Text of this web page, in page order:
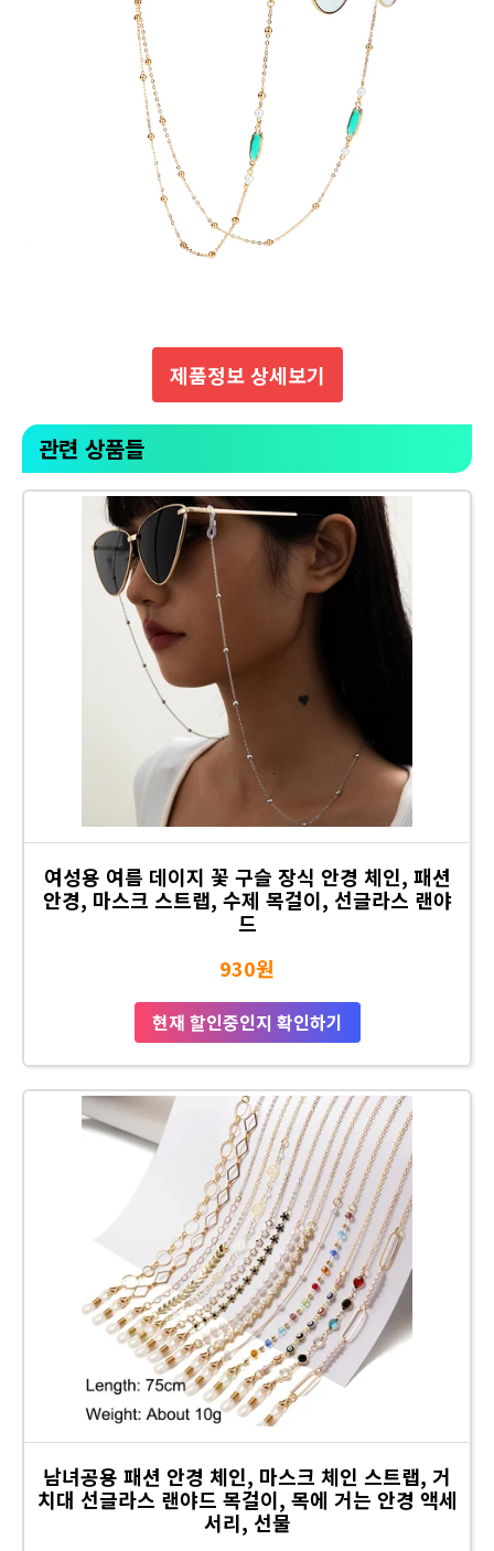
제품정보 상세보기
관련 상품들
여성용 여름 데이지 꽃 구슬 장식 안경 체인, 패션
안경, 마스크 스트랩, 수제 목걸이, 선글라스 랜야
드
930원
현재 할인중인지 확인하기
남녀공용 패션 안경 체인, 마스크 체인 스트랩, 거
치대 선글라스 랜야드 목걸이, 목에 거는 안경 액세
서리, 선물